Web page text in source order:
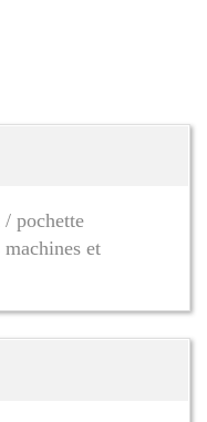
pochette
et